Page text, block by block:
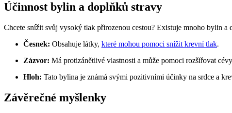
Účinnost bylin a doplňků stravy
Chcete snížit svůj vysoký tlak přirozenou cestou? Existuje mnoho bylin
Česnek: Obsahuje látky, které mohou pomoci snížit krevní tlak.
Zázvor: Má protizánětlivé vlastnosti a může pomoci rozšiřovat
Hloh: Tato bylina je známá svými pozitivními účinky na srdce a
Závěrečné myšlenky